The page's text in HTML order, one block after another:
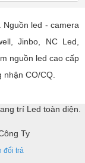
Nguồn led - camera
Jinbo, NC Led,
nguồn led cao cấp
CO/CQ.
trí Led toàn diện.
Ty
đổi trả